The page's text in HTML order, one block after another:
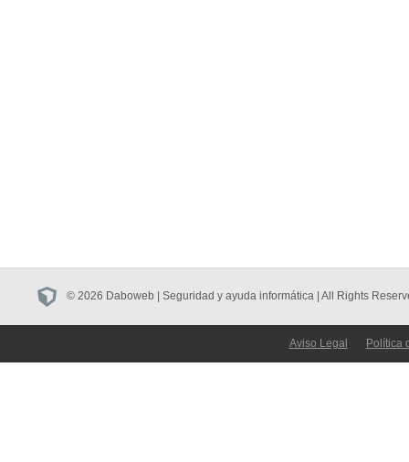
© 2026 Daboweb | Seguridad y ayuda informática | All Rights
Aviso Legal Política